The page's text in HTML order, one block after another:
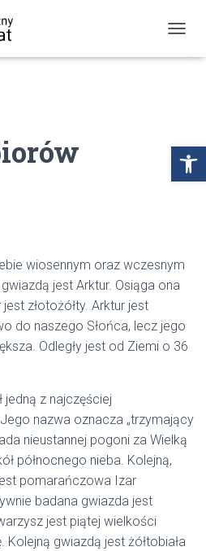
Open toolbar
R
N
J
wiosennym oraz wczesnym
jest Arktur. Osiąga ona
złotożółty. Arktur jest
do naszego Słońca, lecz jego
Odległy jest od Ziemi o 36
jedną z najczęściej
nazwa oznacza „trzymający
nieustannej pogoni za Wielką
północnego nieba. Kolejną,
pomarańczowa Izar
badana gwiazda jest
jest piątej wielkości
Kolejną gwiazdą jest żółtobiała